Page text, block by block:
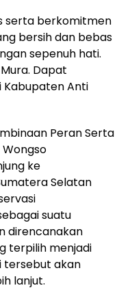
serta berkomitmen
bersih dan bebas
sepenuh hati.
Dapat
Anti
Peran Serta
Wongso
ke
Selatan
suatu
direncanakan
terpilih menjadi
tersebut akan
lanjut.